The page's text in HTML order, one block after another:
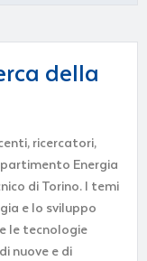
della
ricercatori,
Energia
di Torino. I temi
e lo sviluppo
le tecnologie
nuove e di